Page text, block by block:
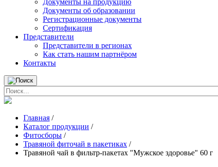
Документы на продукцию
Документы об образовании
Регистрационные документы
Сертификация
Представители
Представители в регионах
Как стать нашим партнёром
Контакты
Главная /
Каталог продукции /
Фитосборы /
Травяной фиточай в пакетиках /
Травяной чай в фильтр-пакетах "Мужское здоровье" 60 г